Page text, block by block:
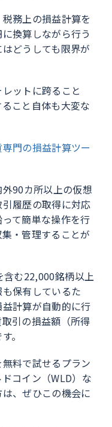
務上の損益計算を
換算しながら行う
どうしても限界が
ットに跨ること
こと自体も大変な
門の損益計算ツー
90カ所以上の仮想
履歴の取得に対応
て簡単な操作を行
・管理することが
含む22,000銘柄以上
保有しているた
計算が自動的に行
引の損益額（所得
。
料で試せるプラン
コイン（WLD）な
、ぜひこの機会に